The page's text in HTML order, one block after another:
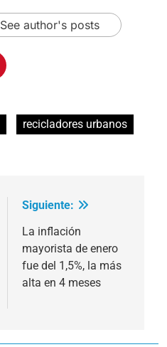
See author's posts
recicladores urbanos
Siguiente:
La inflación
mayorista de enero
fue del 1,5%, la más
alta en 4 meses